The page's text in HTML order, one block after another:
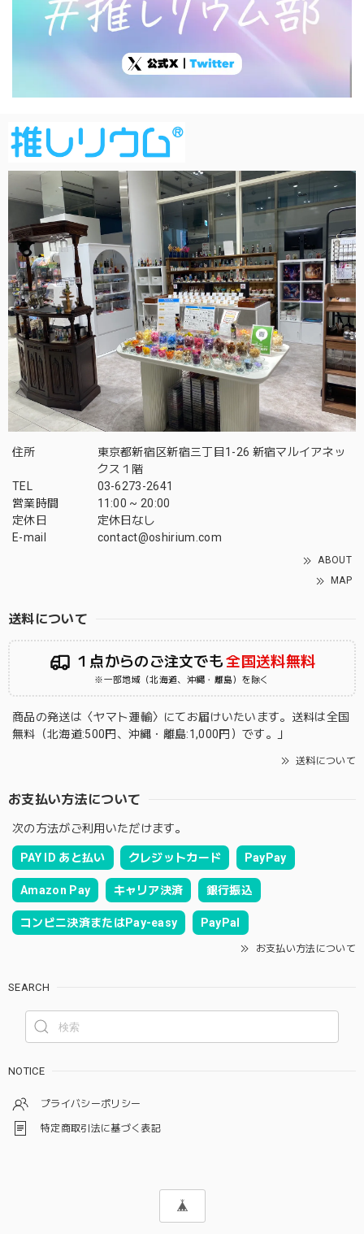
住所
東京都新宿区新宿三丁目1-26 新宿マルイアネッ
クス１階
TEL
03-6273-2641
営業時間
11:00 ~ 20:00
定休日
定休日なし
E-mail
contact@oshirium.com
ABOUT
MAP
送料について
１点からのご注文でも 全国送料無料
※一部地域（北海道、沖縄・離島）を除く
商品の発送は〈ヤマト運輸〉にてお届けいたいます。送料は全国
無料（北海道:500円、沖縄・離島:1,000円）です。」
送料について
お支払い方法について
次の方法がご利用いただけます。
PAY ID あと払い クレジットカード PayPay
Amazon Pay キャリア決済 銀行振込
コンビニ決済またはPay-easy PayPal
お支払い方法について
SEARCH
NOTICE
プライバシーポリシー
特定商取引法に基づく表記